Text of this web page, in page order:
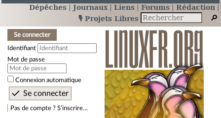
Dépêches Journaux Liens Forums
Rédaction
🎙️ Projets Libres
Se connecter
Identifiant
Mot de passe
Connexion automatique
Pas de compte ? S’inscrire…